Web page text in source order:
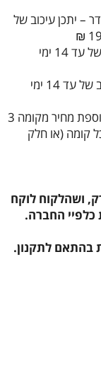
– יתכן עיכוב של
• מנהריה וצפונה, כולל רמת הגולן - יתכן עיכוב של עד 14 ימי
• הובלות לשומרון ומעבר לקו הירוק – יתכן עיכוב של עד 14 ימי
• בתים ללא מעלית - סבלות עד קומה 2 ללא תוספת מחיר מקומה 3
כל דגם וכל קומה (או חלק
ושהלקוח לוקח
כלפיי החברה.
בהתאם לתקנון.